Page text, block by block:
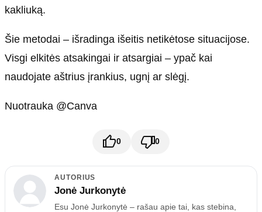
kakliuką.
Šie metodai – išradinga išeitis netikėtose situacijose.
Visgi elkitės atsakingai ir atsargiai – ypač kai
naudojate aštrius įrankius, ugnį ar slėgį.
Nuotrauka @Canva
0 0
AUTORIUS
Jonė Jurkonytė
Esu Jonė Jurkonytė – rašau apie tai, kas stebina,